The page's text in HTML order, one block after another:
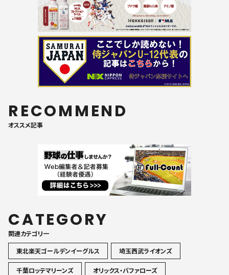
RECOMMEND
オススメ記事
CATEGORY
関連カテゴリ一
東北楽天ゴールデンイーグルス
埼玉西武ライオンズ
千葉ロッテマリーンズ オリックス・バファローズ